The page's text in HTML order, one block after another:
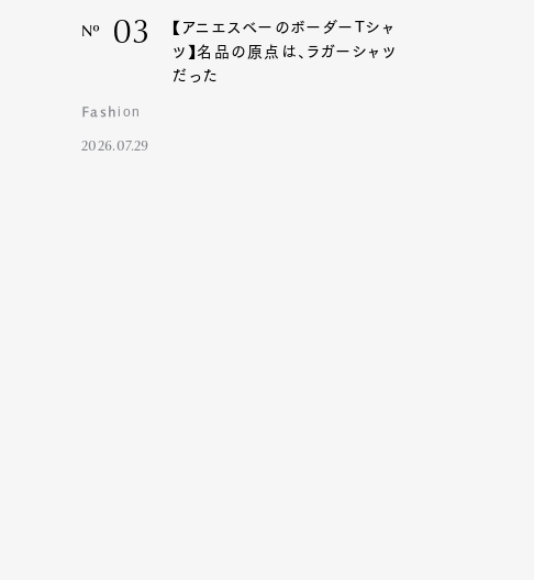
Nº 03
【アニエスベーのボーダーTシャ
ツ】名品の原点は、ラガーシャツ
だった
Fashion
2026.07.29